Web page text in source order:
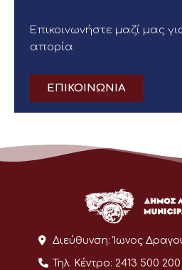
Επικοινωνήστε μαζί μας
απορία
ΕΠΙΚΟΙΝΩΝΙΑ
Διεύθυνση: Ίωνος
Τηλ. Κέντρο: 2413 500 200